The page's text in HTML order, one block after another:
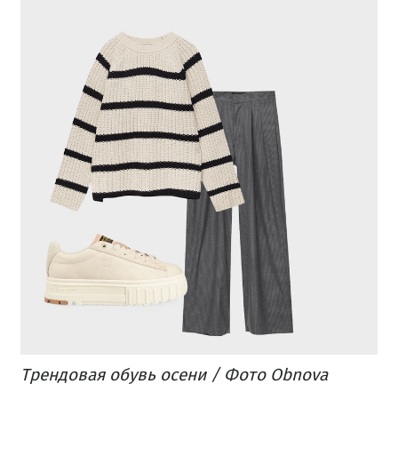
Трендовая обувь осени / Фото Obnova